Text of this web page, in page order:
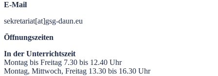
E-Mail
sekretariat[at]gsg-daun.eu
Öffnungszeiten
In der Unterrichtszeit
Montag bis Freitag 7.30 bis 12.40 Uhr
Montag, Mittwoch, Freitag 13.30 bis 16.30 Uhr